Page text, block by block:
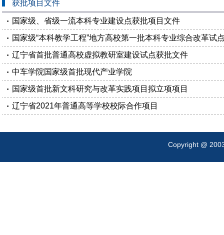
获批项目文件
国家级、省级一流本科专业建设点获批项目文件
国家级“本科教学工程”地方高校第一批本科专业综合改革试
辽宁省首批普通高校虚拟教研室建设试点获批文件
中车学院国家级首批现代产业学院
国家级首批新文科研究与改革实践项目拟立项项目
辽宁省2021年普通高等学校校际合作项目
Copyright @